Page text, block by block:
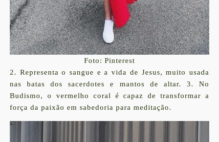
Foto: Pinterest
2. Representa o sangue e a vida de Jesus, muito usada
nas batas dos sacerdotes e mantos de altar. 3. No
Budismo, o vermelho coral é capaz de transformar a
força da paixão em sabedoria para meditação.